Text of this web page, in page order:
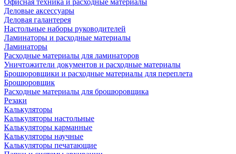
Офисная техника и расходные материалы
Деловые аксессуары
Деловая галантерея
Настольные наборы руководителей
Ламинаторы и расходные материалы
Ламинаторы
Расходные материалы для ламинаторов
Уничтожители документов и расходные материалы
Брошюровщики и расходные материалы для переплета
Брошюровщик
Расходные материалы для брошюровщика
Резаки
Калькуляторы
Калькуляторы настольные
Калькуляторы карманные
Калькуляторы научные
Калькуляторы печатающие